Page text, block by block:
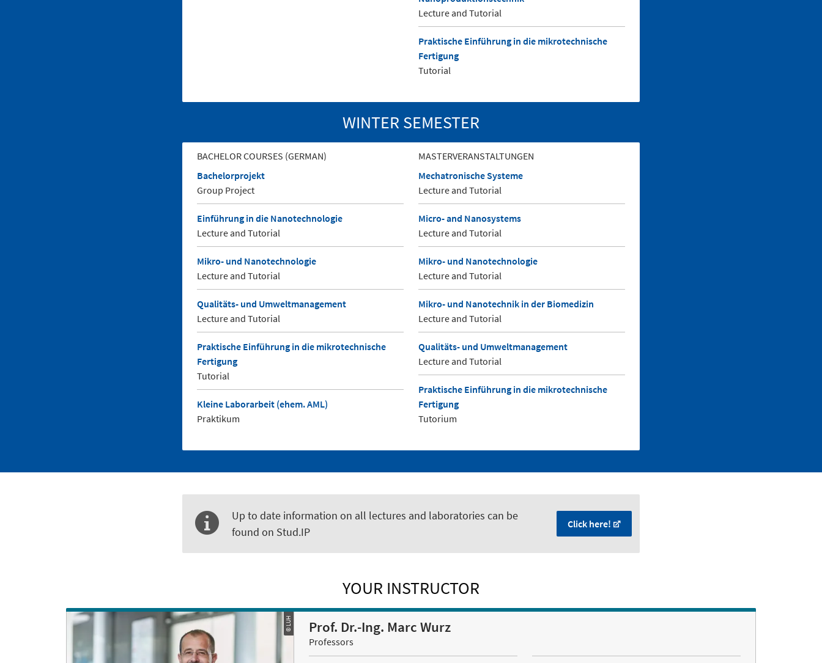
Lecture and Tutorial
Praktische Einführung in die mikrotechnische
Fertigung
Tutorial
WINTER SEMESTER
BACHELOR COURSES (GERMAN)
Bachelorprojekt
Group Project
Einführung in die Nanotechnologie
Lecture and Tutorial
Mikro- und Nanotechnologie
Lecture and Tutorial
Qualitäts- und Umweltmanagement
Lecture and Tutorial
Praktische Einführung in die mikrotechnische
Fertigung
Tutorial
Kleine Laborarbeit (ehem. AML)
Praktikum
MASTERVERANSTALTUNGEN
Mechatronische Systeme
Lecture and Tutorial
Micro- and Nanosystems
Lecture and Tutorial
Mikro- und Nanotechnologie
Lecture and Tutorial
Mikro- und Nanotechnik in der Biomedizin
Lecture and Tutorial
Qualitäts- und Umweltmanagement
Lecture and Tutorial
Praktische Einführung in die mikrotechnische
Fertigung
Tutorium
Up to date information on all lectures and laboratories can be
found on Stud.IP
Click here!
YOUR INSTRUCTOR
© LUH Prof. Dr.-Ing. Marc Wurz
Professors